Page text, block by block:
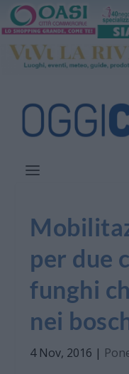
per due
funghi
nei
4 Nov, 2016 |